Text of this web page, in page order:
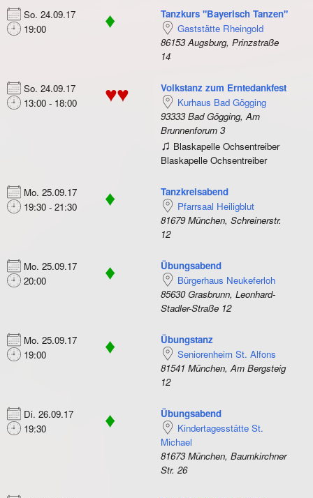
So. 24.09.17
19:00
♦
Tanzkurs "Bayerisch Tanzen"
Gaststätte Rheingold
86153 Augsburg, Prinzstraße
14
So. 24.09.17
13:00 - 18:00
♥♥
Volkstanz zum Erntedankfest
Kurhaus Bad Gögging
93333 Bad Gögging, Am
Brunnenforum 3
♫ Blaskapelle Ochsentreiber
Blaskapelle Ochsentreiber
Mo. 25.09.17
19:30 - 21:30
♦
Tanzkreisabend
Pfarrsaal Heiligblut
81679 München, Schreinerstr.
12
Mo. 25.09.17
20:00
♦
Übungsabend
Bürgerhaus Neukeferloh
85630 Grasbrunn, Leonhard-
Stadler-Straße 12
Mo. 25.09.17
19:00
♦
Übungstanz
Seniorenheim St. Alfons
81541 München, Am Bergsteig
12
Di. 26.09.17
19:30
♦
Übungsabend
Kindertagesstätte St.
Michael
81673 München, Baumkirchner
Str. 26